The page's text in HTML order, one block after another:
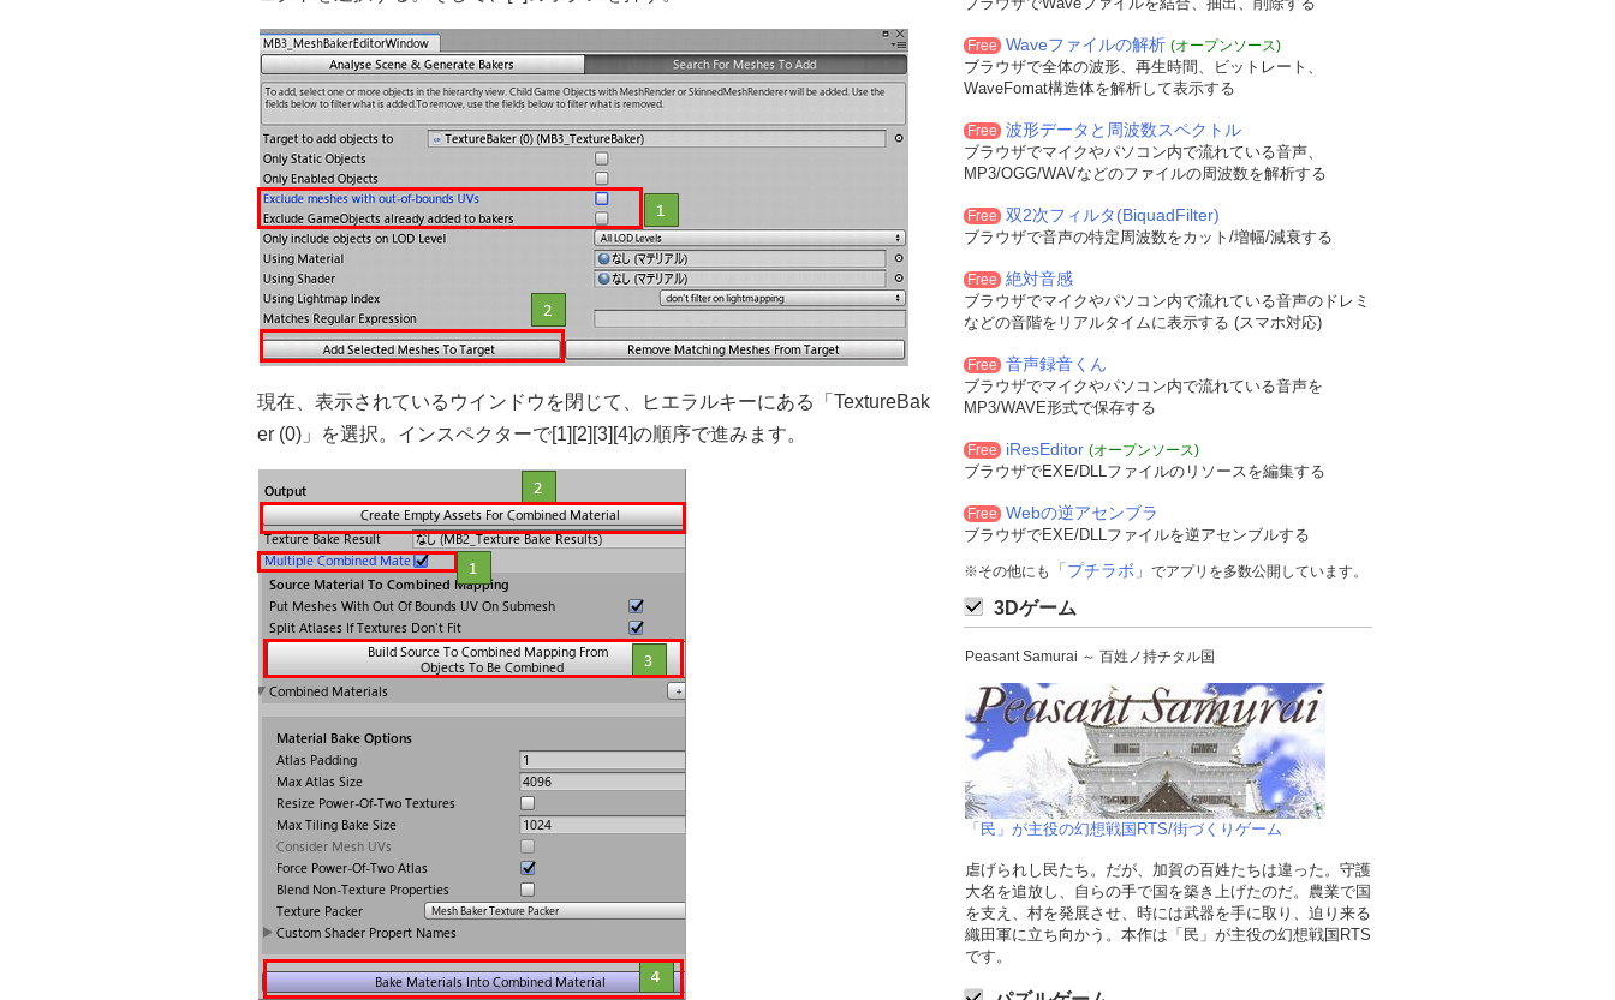
現在、表示されているウインドウを閉じて、ヒエラルキーにある「TextureBak
er (0)」を選択。インスペクターで[1][2][3][4]の順序で進みます。
Free Waveファイルの解析 (オープンソース)
ブラウザで全体の波形、再生時間、ビットレート、
WaveFomat構造体を解析して表示する
Free 波形データと周波数スペクトル
ブラウザでマイクやパソコン内で流れている音声、
MP3/OGG/WAVなどのファイルの周波数を解析する
Free 双2次フィルタ(BiquadFilter)
ブラウザで音声の特定周波数をカット/増幅/減衰する
Free 絶対音感
ブラウザでマイクやパソコン内で流れている音声のドレミ
などの音階をリアルタイムに表示する (スマホ対応)
Free 音声録音くん
ブラウザでマイクやパソコン内で流れている音声を
MP3/WAVE形式で保存する
Free iResEditor (オープンソース)
ブラウザでEXE/DLLファイルのリソースを編集する
Free Webの逆アセンブラ
ブラウザでEXE/DLLファイルを逆アセンブルする
※その他にも 「プチラボ」 でアプリを多数公開しています。
3Dゲーム
Peasant Samurai ～ 百姓ノ持チタル国
「民」が主役の幻想戦国RTS/街づくりゲーム
虐げられし民たち。だが、加賀の百姓たちは違った。守護
大名を追放し、自らの手で国を築き上げたのだ。農業で国
を支え、村を発展させ、時には武器を手に取り、迫り来る
織田軍に立ち向かう。本作は「民」が主役の幻想戦国RTS
です。